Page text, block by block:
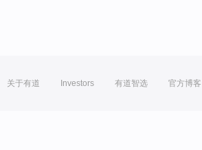
关于有道 Investors 有道智选 官方博客